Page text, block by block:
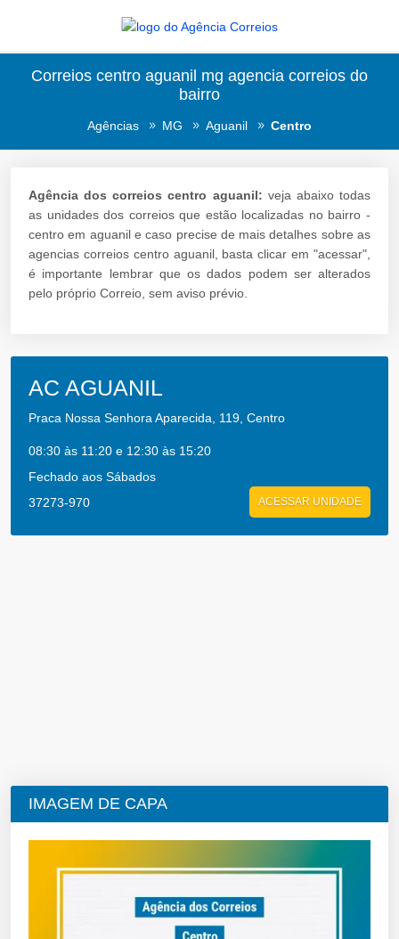
Correios centro aguanil mg agencia correios do
bairro
Agências MG Aguanil Centro
Agência dos correios centro aguanil: veja abaixo todas
as unidades dos correios que estão localizadas no bairro -
centro em aguanil e caso precise de mais detalhes sobre as
agencias correios centro aguanil, basta clicar em "acessar",
é importante lembrar que os dados podem ser alterados
pelo próprio Correio, sem aviso prévio.
AC AGUANIL
Praca Nossa Senhora Aparecida, 119, Centro
08:30 às 11:20 e 12:30 às 15:20
Fechado aos Sábados
37273-970
ACESSAR UNIDADE
IMAGEM DE CAPA